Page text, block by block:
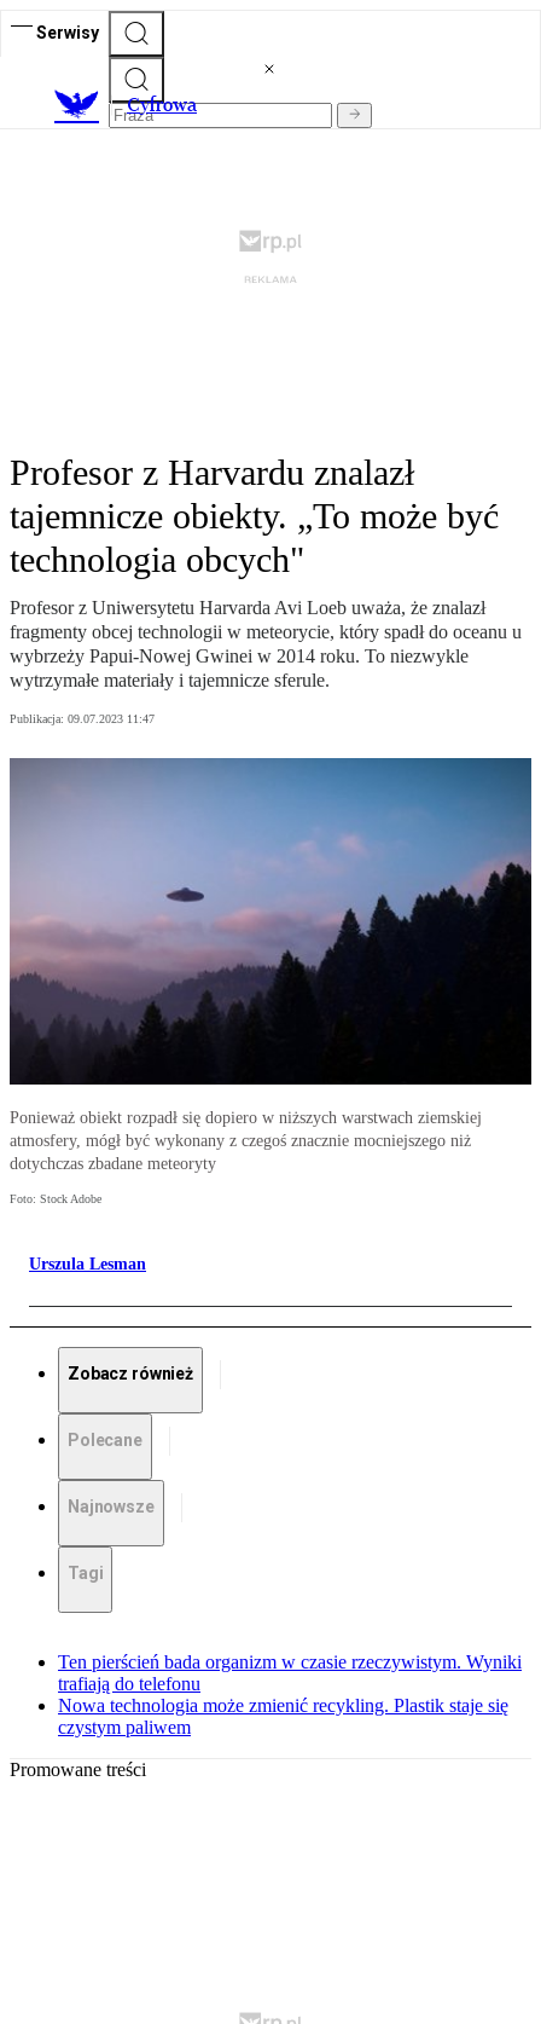
Serwisy
Cyfrowa
Profesor z Harvardu znalazł
tajemnicze obiekty. „To może być
technologia obcych"
Profesor z Uniwersytetu Harvarda Avi Loeb uważa, że znalazł
fragmenty obcej technologii w meteorycie, który spadł do oceanu u
wybrzeży Papui-Nowej Gwinei w 2014 roku. To niezwykle
wytrzymałe materiały i tajemnicze sferule.
Publikacja: 09.07.2023 11:47
Ponieważ obiekt rozpadł się dopiero w niższych warstwach ziemskiej
atmosfery, mógł być wykonany z czegoś znacznie mocniejszego niż
dotychczas zbadane meteoryty
Foto: Stock Adobe
Urszula Lesman
Zobacz również
Polecane
Najnowsze
Tagi
Ten pierścień bada organizm w czasie rzeczywistym. Wyniki
trafiają do telefonu
Nowa technologia może zmienić recykling. Plastik staje się
czystym paliwem
Promowane treści